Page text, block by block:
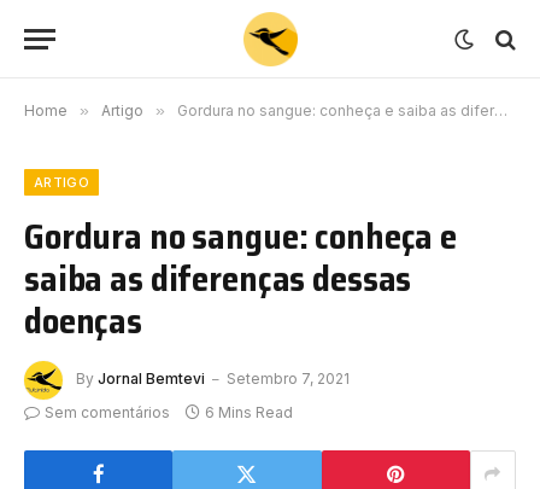
Home » Artigo » Gordura no sangue: conheça e saiba as diferenças dessas doenças
ARTIGO
Gordura no sangue: conheça e
saiba as diferenças dessas
doenças
By Jornal Bemtevi
Setembro 7, 2021
Sem comentários
6 Mins Read